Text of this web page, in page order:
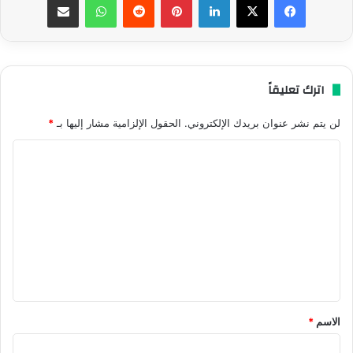
اترك تعليقاً
لن يتم نشر عنوان بريدك الإلكتروني. الحقول الإلزامية مشار إليها بـ *
*
الاسم *